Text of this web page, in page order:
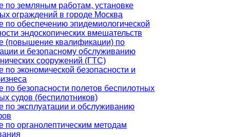
по земляным работам, установке
ограждений в городе Москва
по обеспечению эпидемиологической
эндоскопических вмешательств
(повышение квалификации) по
и безопасному обслуживанию
сооружений (ГТС)
по экономической безопасности и
по безопасности полетов беспилотных
судов (беспилотников)
по эксплуатации и обслуживанию
по органолептическим методам